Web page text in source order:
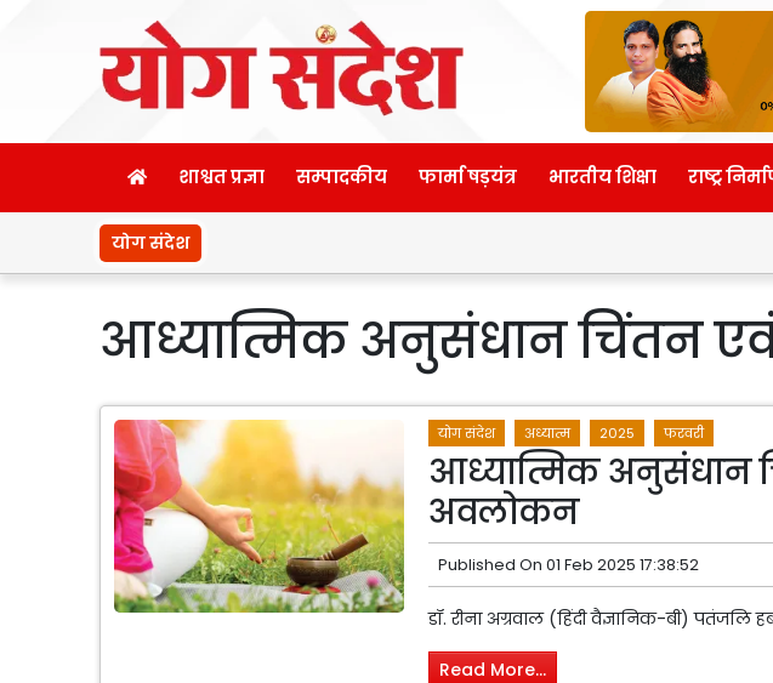
शाश्वत प्रज्ञा सम्पादकीय फार्मा षड़यंत्र भारतीय शिक्षा राष्ट्र
योग संदेश
आध्यात्मिक अनुसंधान चिंतन
योग संदेश अध्यात्म 2025 फरवरी
आध्यात्मिक अनुसंधान
अवलोकन
Published On 01 Feb 2025 17:38:52
डॉ. रीना अग्रवाल (हिंदी वैज्ञानिक-बी) पतंजलि
Read More...